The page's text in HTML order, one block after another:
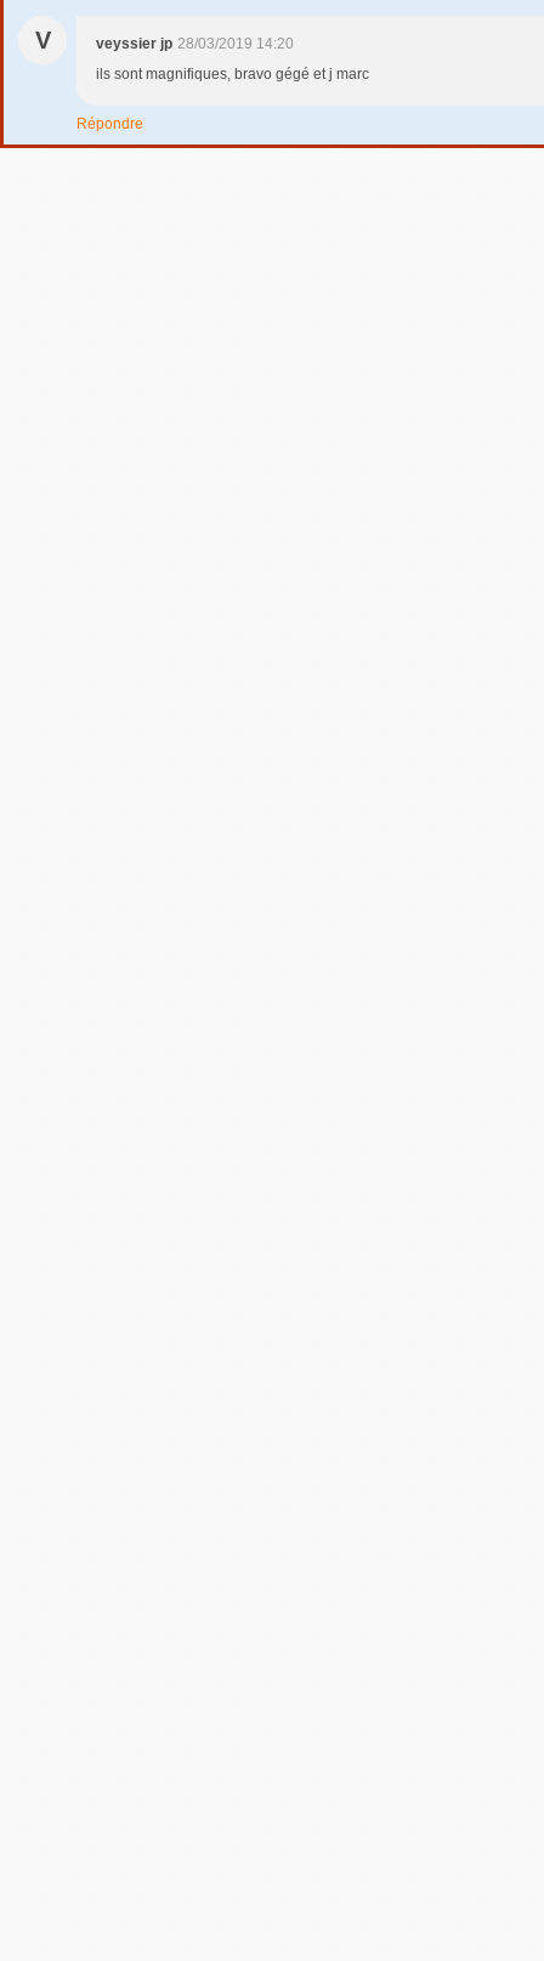
V veyssier jp 28/03/2019 14:20
ils sont magnifiques, bravo gégé et j marc
Répondre